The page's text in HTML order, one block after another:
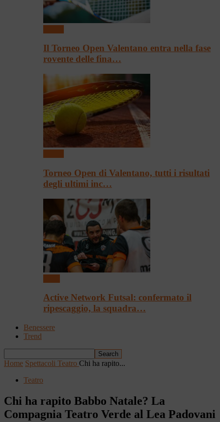
Il Torneo Open Valentano entra nella fase
rovente delle fina…
Torneo Open di Valentano, tutti i risultati
degli ultimi inc…
Active Network Futsal: confermato il
ripescaggio, la squadra…
Benessere
Trend
Home Spettacoli Teatro Chi ha rapito...
Teatro
Chi ha rapito Babbo Natale? La
Compagnia Teatro Verde al Lea Padovani